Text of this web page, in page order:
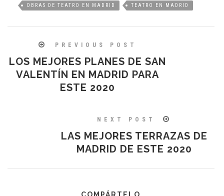
OBRAS DE TEATRO EN MADRID TEATRO EN MADRID
PREVIOUS POST
LOS MEJORES PLANES DE SAN
VALENTÍN EN MADRID PARA
ESTE 2020
NEXT POST
LAS MEJORES TERRAZAS DE
MADRID DE ESTE 2020
COMPÁRTELO